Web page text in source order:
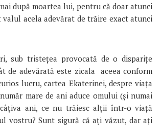
după moartea lui, pentru că doar atunci
acela adevărat de trăire exact atunci
sub tristețea provocată de o disparițe
de adevărată este zicala aceea conform
lucru, cartea Ekaterinei, despre viața
mare de ani aduce omului (și numai
ani, ce nu trăiesc alții într-o viață
vostru? Sunt sigură că ați văzut, dar ați